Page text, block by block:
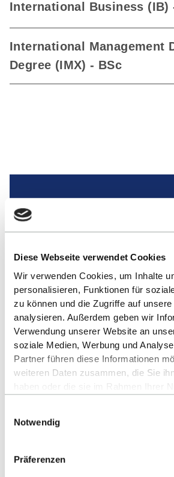
Diese Webseite verwendet Cookies
Wir verwenden Cookies, um Inhalte
personalisieren, Funktionen für
zu können und die Zugriffe auf
analysieren. Außerdem geben wir
Verwendung unserer Website an
soziale Medien, Werbung und
Partner führen diese Informationen
weiteren Daten zusammen, die Sie
Alles zum Thema Cookies und
Datenverarbeitung entnehmen Sie
Notwendig
Präferenzen
International Business (IB)
International Management
Degree (IMX) - BSc
WIE STARTE ICH INS
Jetzt informieren und
fristgerecht bewerben!